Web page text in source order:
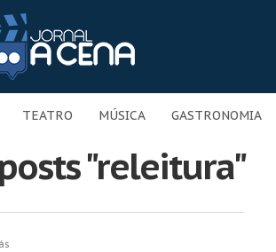
TEATRO MÚSICA GASTRONOMIA
"releitura"